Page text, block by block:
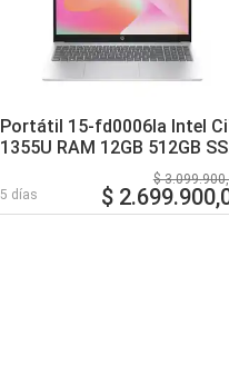
Portátil 15-fd0006la Intel
1355U RAM 12GB 512GB
5 días
$
$